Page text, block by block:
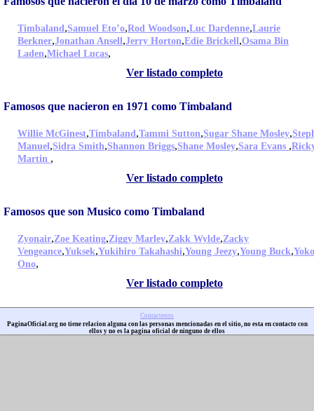
Timbaland,Samuel Eto’o,Rod Woodson,Luc Dardenne,Laurie
Berkner,Jonathan Ansell,Jerry Horton,Edie Brickell,Osama Bin
Laden,Michael Lucas,
Ver listado completo
Famosos que nacieron en 1971 como Timbaland
Willie McGinest,Timbaland,Tammi Sutton,Sugar Shane Mosley,
Manuel,Sidra Smith,Shannon Briggs,Shane Mosley,Sara Evans ,
Martin ,
Ver listado completo
Famosos que son Musico como Timbaland
Zyonair,Zoe Keating,Ziggy Marley,Zakk Wylde,Zacky
Vengeance,Yuksek,Yukihiro Takahashi,Young Jeezy,Young Buck,Yoko
Ono,
Ver listado completo
Contactenos
PaginaOficial.org no tiene relacion alguna con las personas mencionadas en el sitio, no esta en contacto con
ellos y no es la pagina oficial de ninguno de ellos